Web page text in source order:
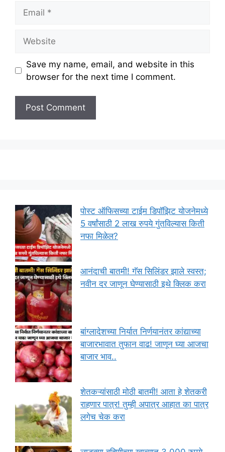
Save my name, email, and website in this
browser for the next time I comment.
पोस्ट ऑफिसच्या टाईम डिपॉझिट योजनेमध्ये
5 वर्षांसाठी 2 लाख रुपये गुंतविल्यास किती
नफा मिळेल?
आनंदाची बातमी! गॅस सिलिंडर झाले स्वस्त;
नवीन दर जाणून घेण्यासाठी इथे क्लिक करा
बांग्लादेशच्या निर्यात निर्णयानंतर कांद्याच्या
बाजारभावात तुफान वाढ! जाणून घ्या आजचा
बाजार भाव..
शेतकऱ्यांसाठी मोठी बातमी! आता हे शेतकरी
राहणार पात्र! तुम्ही अपात्र आहात का पात्र
लगेच चेक करा